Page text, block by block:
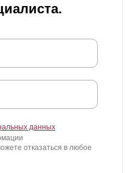
данных
отказаться в любое